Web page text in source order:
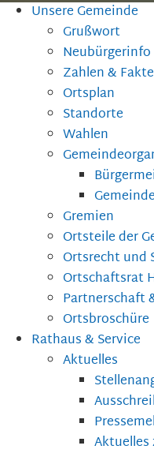
Unsere Gemeinde
Grußwort
Neubürgerinfo
Zahlen &
Ortsplan
Standorte
Wahlen
Gremien
Ortsteile der
Ortsrecht und
Ortschaftsrat
Partnerschaft
Ortsbroschüre
Rathaus & Service
Aktuelles
Aktuelles